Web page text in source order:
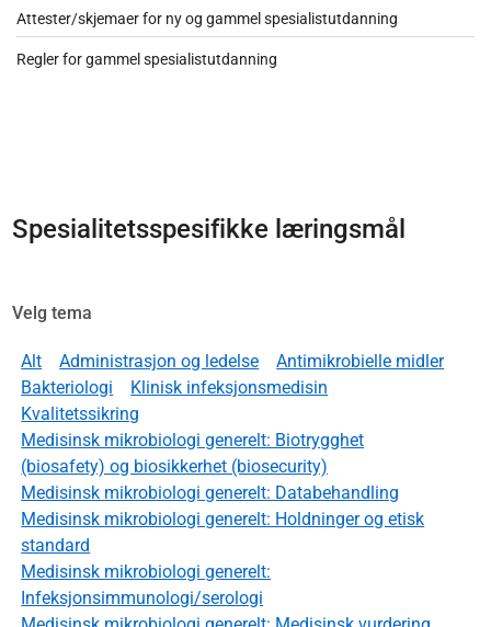
Attester/skjemaer for ny og gammel spesialistutdanning
Regler for gammel spesialistutdanning
Spesialitetsspesifikke læringsmål
Velg tema
Alt Administrasjon og ledelse
Antimikrobielle midler
Bakteriologi
Klinisk infeksjonsmedisin
Kvalitetssikring
Medisinsk mikrobiologi generelt: Biotrygghet
(biosafety) og biosikkerhet (biosecurity)
Medisinsk mikrobiologi generelt: Databehandling
Medisinsk mikrobiologi generelt: Holdninger og etisk
standard
Medisinsk mikrobiologi generelt:
Infeksjonsimmunologi/serologi